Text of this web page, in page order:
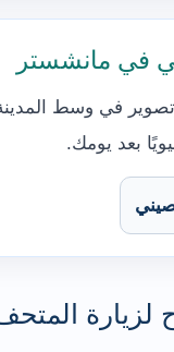
في مانشستر
في وسط المدينة،
بعد يومك.
لزيارة